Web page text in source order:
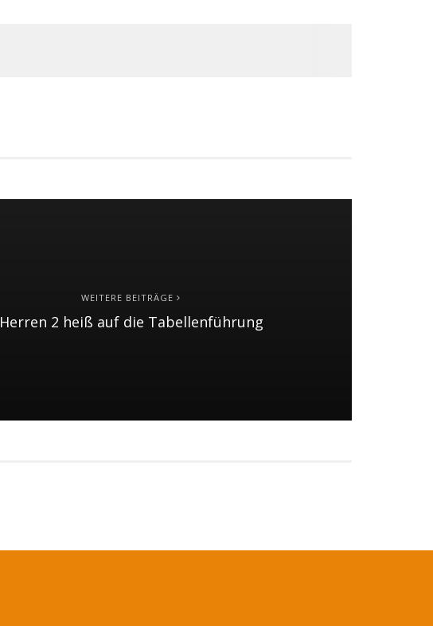
WEITERE BEITRÄGE
Herren 2 heiß auf die Tabellenführung